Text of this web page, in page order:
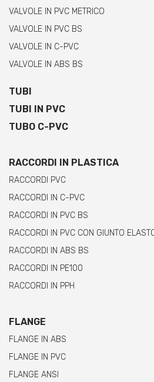
VALVOLE IN PVC METRICO
VALVOLE IN PVC BS
VALVOLE IN C-PVC
VALVOLE IN ABS BS
TUBI
TUBI IN PVC
TUBO C-PVC
RACCORDI IN PLASTICA
RACCORDI PVC
RACCORDI IN C-PVC
RACCORDI IN PVC BS
RACCORDI IN PVC CON GIUNTO
RACCORDI IN ABS BS
RACCORDI IN PE100
RACCORDI IN PPH
FLANGE
FLANGE IN ABS
FLANGE IN PVC
FLANGE ANSI